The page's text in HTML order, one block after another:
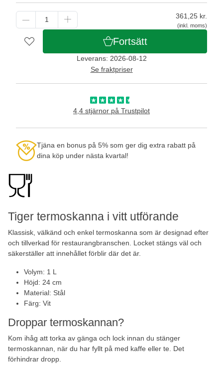
Tiger termoskanna i vitt utförande
Klassisk, välkänd och enkel termoskanna som är designad efter
och tillverkad för restaurangbranschen. Locket stängs väl och
säkerställer att innehållet förblir där det är.
Volym: 1 L
Höjd: 24 cm
Material: Stål
Färg: Vit
Droppar termoskannan?
Kom ihåg att torka av gänga och lock innan du stänger
termoskannan, när du har fyllt på med kaffe eller te. Det
förhindrar dropp.
361,25 kr.
(inkl. moms)
Fortsätt
Leverans: 2026-08-12
Se fraktpriser
4,4 stjärnor på Trustpilot
Tjäna en bonus på 5% som ger dig extra rabatt på
dina köp under nästa kvartal!